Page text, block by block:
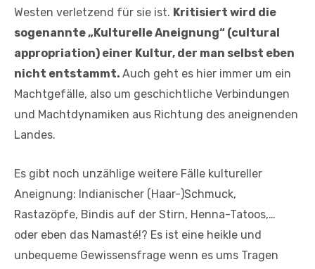
Westen verletzend für sie ist. Kritisiert wird die
sogenannte „Kulturelle Aneignung“ (cultural
appropriation) einer Kultur, der man selbst eben
nicht entstammt. Auch geht es hier immer um ein
Machtgefälle, also um geschichtliche Verbindungen
und Machtdynamiken aus Richtung des aneignenden
Landes.
Es gibt noch unzählige weitere Fälle kultureller
Aneignung: Indianischer (Haar-)Schmuck,
Rastazöpfe, Bindis auf der Stirn, Henna-Tatoos,…
oder eben das Namasté!? Es ist eine heikle und
unbequeme Gewissensfrage wenn es ums Tragen